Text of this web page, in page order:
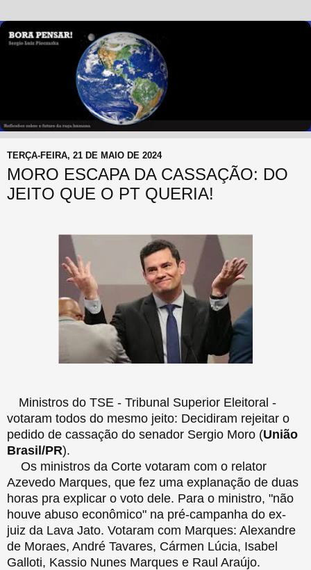
TERÇA-FEIRA, 21 DE MAIO DE 2024
MORO ESCAPA DA CASSAÇÃO: DO
JEITO QUE O PT QUERIA!
Ministros do TSE - Tribunal Superior Eleitoral -
votaram todos do mesmo jeito: Decidiram rejeitar o
pedido de cassação do senador Sergio Moro (União
Brasil/PR).
Os ministros da Corte votaram com o relator
Azevedo Marques, que fez uma explanação de duas
horas pra explicar o voto dele. Para o ministro, "não
houve abuso econômico" na pré-campanha do ex-
juiz da Lava Jato. Votaram com Marques: Alexandre
de Moraes, André Tavares, Cármen Lúcia, Isabel
Galloti, Kassio Nunes Marques e Raul Araújo.